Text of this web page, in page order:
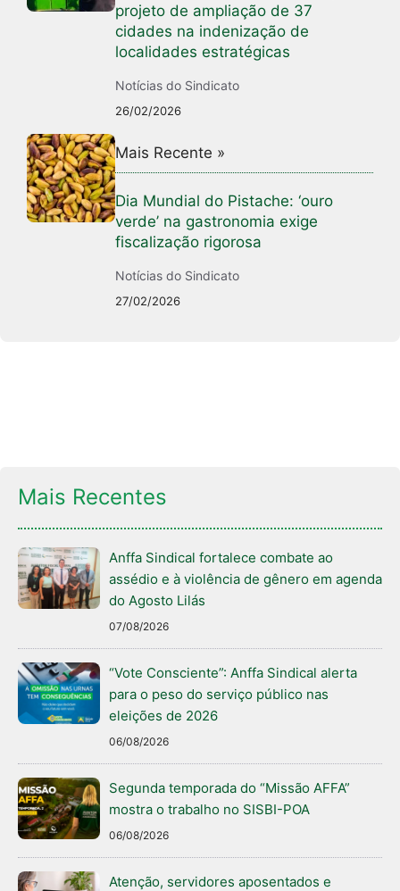
projeto de ampliação de 37
cidades na indenização de
localidades estratégicas
Notícias do Sindicato
26/02/2026
Mais Recente »
Dia Mundial do Pistache: ‘ouro
verde’ na gastronomia exige
fiscalização rigorosa
Notícias do Sindicato
27/02/2026
Mais Recentes
Anffa Sindical fortalece combate ao
assédio e à violência de gênero em agenda
do Agosto Lilás
07/08/2026
“Vote Consciente”: Anffa Sindical alerta
para o peso do serviço público nas
eleições de 2026
06/08/2026
Segunda temporada do “Missão AFFA”
mostra o trabalho no SISBI-POA
06/08/2026
Atenção, servidores aposentados e